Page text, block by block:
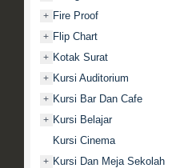
+ Fire Proof
+ Flip Chart
+ Kotak Surat
+ Kursi Auditorium
+ Kursi Bar Dan Cafe
+ Kursi Belajar
Kursi Cinema
+ Kursi Dan Meja Sekolah